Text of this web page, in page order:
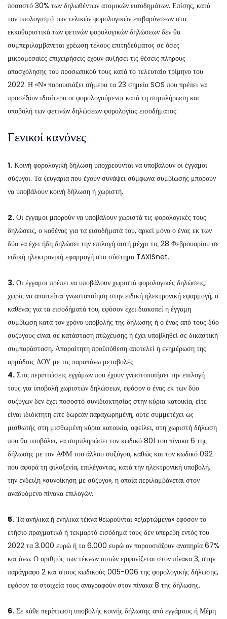
ποσοστό 30% των δηλωθέντων ατομικών εισοδημάτων. Επίσης, κατά
τον υπολογισμό των τελικών φορολογικών επιβαρύνσεων στα
εκκαθαριστικά των φετινών φορολογικών δηλώσεων δεν θα
συμπεριλαμβάνεται χρέωση τέλους επιτηδεύματος σε όσες
μικρομεσαίες επιχειρήσεις έχουν αυξήσει τις θέσεις πλήρους
απασχόλησης του προσωπικού τους κατά το τελευταίο τρίμηνο του
2022. Η «Ν» παρουσιάζει σήμερα τα 23 σημεία SOS που πρέπει να
προσέξουν ιδιαίτερα οι φορολογούμενοι κατά τη συμπλήρωση και
υποβολή των φετινών δηλώσεων φορολογίας εισοδήματος:
Γενικοί κανόνες
1. Κοινή φορολογική δήλωση υποχρεούνται να υποβάλουν οι έγγαμοι
σύζυγοι. Τα ζευγάρια που έχουν συνάψει σύμφωνα συμβίωσης μπορούν
να υποβάλουν κοινή δήλωση ή χωριστή.
2. Οι έγγαμοι μπορούν να υποβάλουν χωριστά τις φορολογικές τους
δηλώσεις, ο καθένας για τα εισοδήματά του, αρκεί μόνο ο ένας εκ των
δύο να έχει ήδη δηλώσει την επιλογή αυτή μέχρι τις 28 Φεβρουαρίου σε
ειδική ηλεκτρονική εφαρμογή στο σύστημα TAXISnet.
3. Οι έγγαμοι πρέπει να υποβάλουν χωριστά φορολογικές δηλώσεις,
χωρίς να απαιτείται γνωστοποίηση στην ειδική ηλεκτρονική εφαρμογή, ο
καθένας για τα εισοδήματά του, εφόσον έχει διακοπεί η έγγαμη
συμβίωση κατά τον χρόνο υποβολής της δήλωσης ή ο ένας από τους δύο
συζύγους είναι σε κατάσταση πτώχευσης ή έχει υποβληθεί σε δικαστική
συμπαράσταση. Απαραίτητη προϋπόθεση αποτελεί η ενημέρωση της
αρμόδιας ΔΟΥ με τις παραπάνω μεταβολές.
4. Στις περιπτώσεις εγγάμων που έχουν γνωστοποιήσει την επιλογή
τους για υποβολή χωριστών δηλώσεων, εφόσον ο ένας εκ των δύο
συζύγων δεν έχει ποσοστό συνιδιοκτησίας στην κύρια κατοικία, είτε
είναι ιδιόκτητη είτε δωρεάν παραχωρημένη, ούτε συμμετέχει ως
μισθωτής στη μισθωμένη κύρια κατοικία, οφείλει, στη χωριστή δήλωση
που θα υποβάλει, να συμπληρώσει τον κωδικό 801 του πίνακα 6 της
δήλωσης με τον ΑΦΜ του άλλου συζύγου, καθώς και τον κωδικό 092
που αφορά τη φιλοξενία, επιλέγοντας, κατά την ηλεκτρονική υποβολή,
την ένδειξη «συνοίκηση με σύζυγο», η οποία περιλαμβάνεται στον
αναδυόμενο πίνακα επιλογών.
5. Τα ανήλικα ή ενήλικα τέκνα θεωρούνται «εξαρτώμενα» εφόσον το
ετήσιο πραγματικό ή τεκμαρτό εισόδημά τους δεν υπερέβη εντός του
2022 τα 3.000 ευρώ ή τα 6.000 ευρώ αν παρουσιάζουν αναπηρία 67%
και άνω. Ο αριθμός των τέκνων αυτών εμφανίζεται στον πίνακα 3, στην
παράγραφο 2 και στους κωδικούς 005-006 της φορολογικής δήλωσης,
εφόσον τα στοιχεία τους αναγραφούν στον πίνακα 8 της δήλωσης.
6. Σε κάθε περίπτωση υποβολής κοινής δήλωσης από εγγάμους ή Μέρη